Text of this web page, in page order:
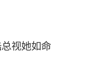
视她如命